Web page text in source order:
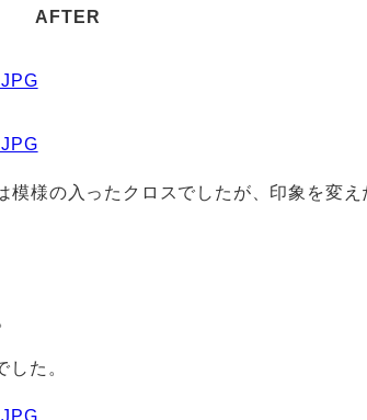
AFTER
模様の入ったクロスでしたが、印象を変
た。